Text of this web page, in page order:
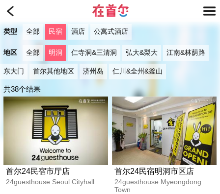
类型 全部 民宿 酒店 公寓式酒店
地区 全部 明洞 仁寺洞&三清洞 弘大&梨大 江南&林荫路
东大门 首尔其他地区 济州岛 仁川&全州&釜山
共38个结果
首尔24民宿市厅店
24guesthouse Seoul Cityhall
首尔24民宿明洞市区店
24guesthouse Myeongdong
Town